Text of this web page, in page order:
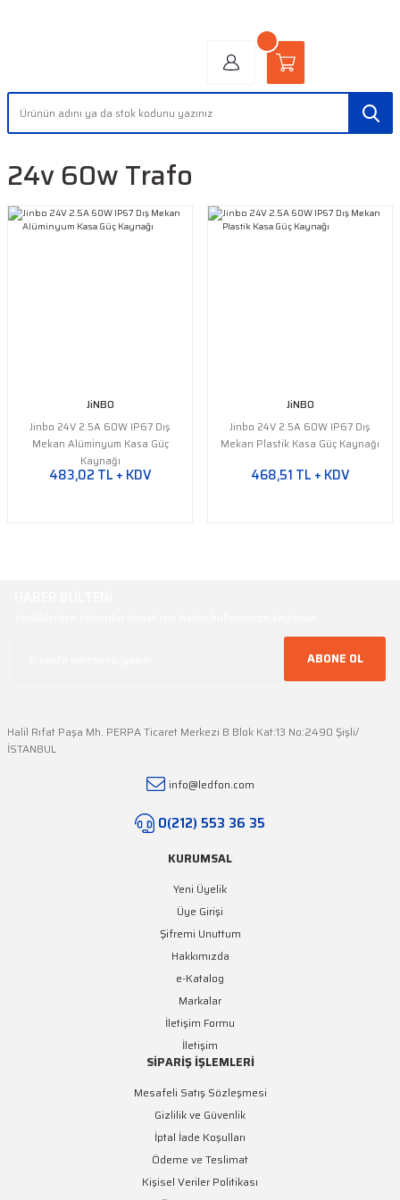
24v 60w Trafo
JiNBO
Jinbo 24V 2.5A 60W IP67 Dış
Mekan Alüminyum Kasa Güç
Kaynağı
483,02 TL + KDV
JiNBO
Jinbo 24V 2.5A 60W IP67 Dış
Mekan Plastik Kasa Güç Kaynağı
468,51 TL + KDV
ABONE OL
Halil Rıfat Paşa Mh. PERPA Ticaret Merkezi B Blok Kat:13 No:2490 Şişli/
İSTANBUL
info@ledfon.com
0(212) 553 36 35
KURUMSAL
Yeni Üyelik
Üye Girişi
Şifremi Unuttum
Hakkımızda
e-Katalog
Markalar
İletişim Formu
İletişim
SİPARİŞ İŞLEMLERİ
Mesafeli Satış Sözleşmesi
Gizlilik ve Güvenlik
İptal İade Koşulları
Ödeme ve Teslimat
Kişisel Veriler Politikası